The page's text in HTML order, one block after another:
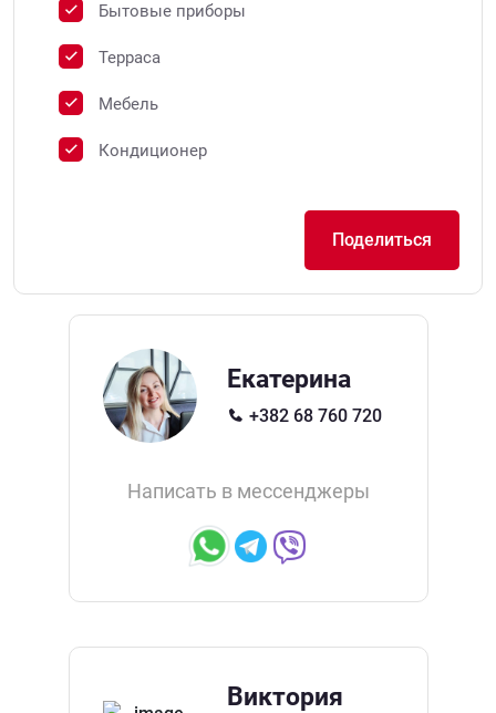
Бытовые приборы
Терраса
Мебель
Кондиционер
Поделиться
Екатерина
+382 68 760 720
Написать в мессенджеры
Виктория